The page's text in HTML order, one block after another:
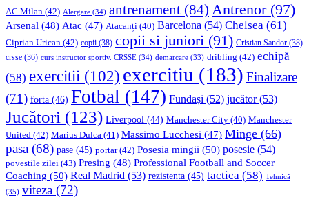
AC Milan (42) Alergare (34) antrenament (84) Antrenor(97)
Arsenal (48) Atac (47) Atacanți (40) Barcelona (54) Chelsea (61)
Ciprian Urican (42) copii (38) copii si juniori (91) Cristian Sandor (38)
crsse (36) curs instructor sportiv. CRSSE (34) demarcare (33) dribling (42) echipă
(58) exercitii (102) exercitiu (183) Finalizare
(71) forta (46) Fotbal (147) Fundași (52) jucător(53)
Jucători (123) Liverpool (44) Manchester City (40) Manchester
United (42) Marius Dulca (41) Massimo Lucchesi (47) Minge (66)
pasa (68) pase (45) portar(42) Posesia mingii (50) posesie (54)
povestile zilei (43) Presing (48) Professional Football and Soccer
Coaching (50) Real Madrid (53) rezistenta (45) tactica (58) Tehnică
(35) viteza (72)